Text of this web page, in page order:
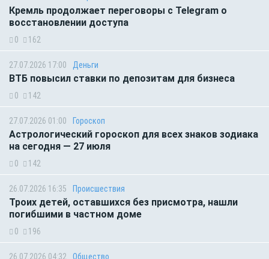
Кремль продолжает переговоры с Telegram о
восстановлении доступа
0 162
27.07.2026 17:00 Деньги
ВТБ повысил ставки по депозитам для бизнеса
0 142
27.07.2026 01:00 Гороскоп
Астрологический гороскоп для всех знаков зодиака
на сегодня — 27 июля
0 142
26.07.2026 16:35 Происшествия
Троих детей, оставшихся без присмотра, нашли
погибшими в частном доме
0 196
26.07.2026 04:32 Общество